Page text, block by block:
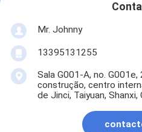
Mr. Johnny
13395131255
Sala G001-A, no.
construção, centro
de Jinci, Taiyuan, Shanxi,